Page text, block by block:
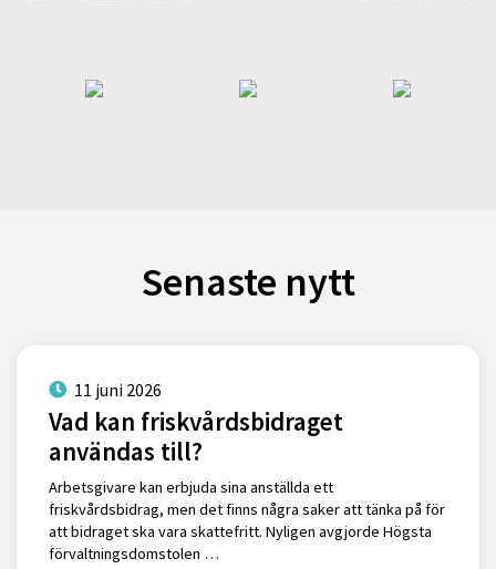
Senaste nytt
11 juni 2026
Vad kan friskvårdsbidraget
användas till?
Arbetsgivare kan erbjuda sina anställda ett
friskvårdsbidrag, men det finns några saker att tänka på för
att bidraget ska vara skattefritt. Nyligen avgjorde Högsta
förvaltningsdomstolen …